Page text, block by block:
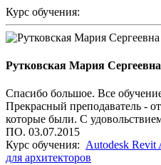
Курс обучения:
Рутковская Мария Сергеевна
Спасибо большое. Все
Прекрасный преподаватель -
которые были. С
ПО. 03.07.2015
Курс обучения: Autodesk Revit
для архитекторов